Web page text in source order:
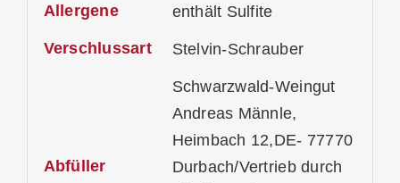
Allergene enthält Sulfite
Verschlussart Stelvin-Schrauber
Abfüller
Schwarzwald-Weingut
Andreas Männle,
Heimbach 12,DE- 77770
Durbach/Vertrieb durch